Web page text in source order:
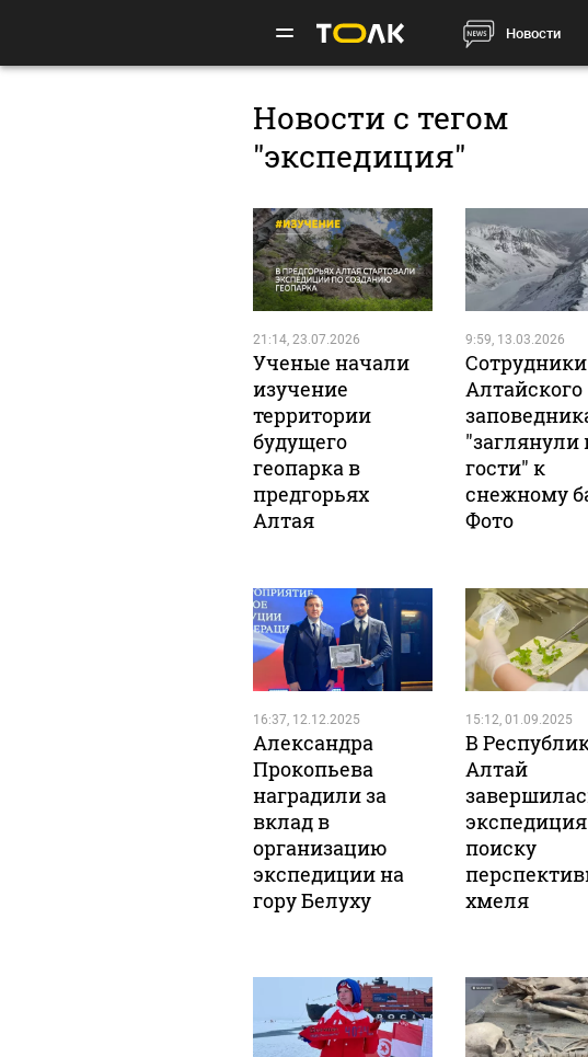
Новости
Новости с тегом
"экспедиция"
21:14, 23.07.2026
Ученые начали
изучение
территории
будущего
геопарка в
предгорьях
Алтая
9:59, 13.03.2026
Сотрудники
Алтайского
"заглянули
гости" к
снежному
Фото
16:37, 12.12.2025
Александра
Прокопьева
наградили за
вклад в
организацию
экспедиции на
гору Белуху
15:12, 01.09.2025
В
Алтай
поиску
хмеля